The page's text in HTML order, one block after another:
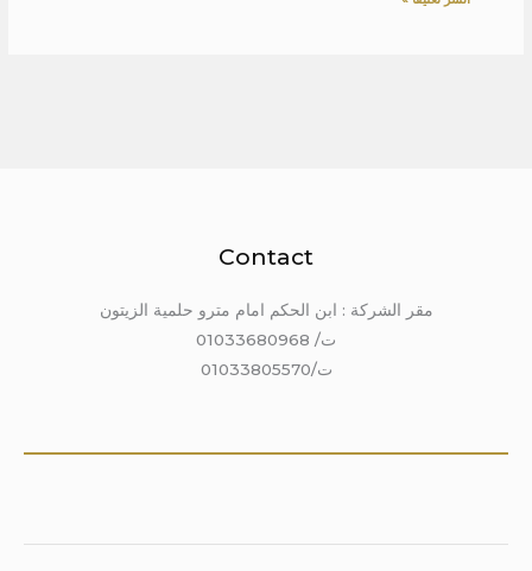
Contact
مقر الشركة : ابن الحكم امام مترو حلمية الزيتون
ت/ 01033680968
ت/01033805570